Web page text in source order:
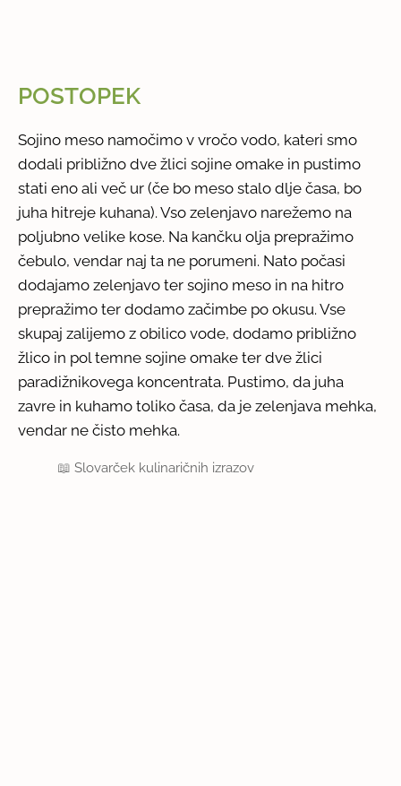
POSTOPEK
Sojino meso namočimo v vročo vodo, kateri smo
dodali približno dve žlici sojine omake in pustimo
stati eno ali več ur (če bo meso stalo dlje časa, bo
juha hitreje kuhana). Vso zelenjavo narežemo na
poljubno velike kose. Na kančku olja prepražimo
čebulo, vendar naj ta ne porumeni. Nato počasi
dodajamo zelenjavo ter sojino meso in na hitro
prepražimo ter dodamo začimbe po okusu. Vse
skupaj zalijemo z obilico vode, dodamo približno
žlico in pol temne sojine omake ter dve žlici
paradižnikovega koncentrata. Pustimo, da juha
zavre in kuhamo toliko časa, da je zelenjava mehka,
vendar ne čisto mehka.
📖Slovarček kulinaričnih izrazov